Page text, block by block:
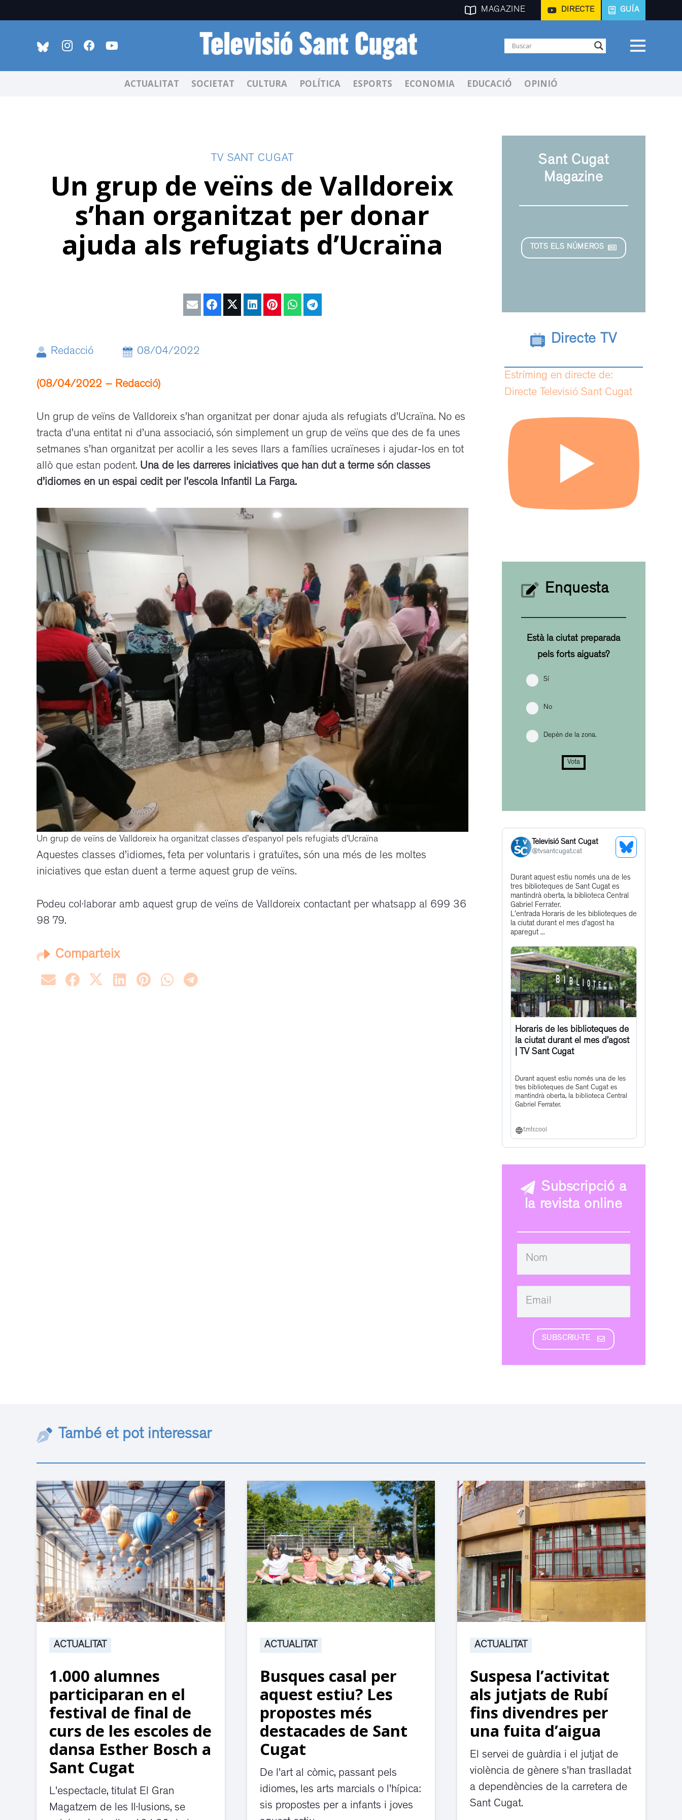
MAGAZINE DIRECTE GUÍA
ACTUALITAT SOCIETAT CULTURA POLÍTICA ESPORTS ECONOMIA EDUCACIÓ OPINIÓ
TV SANT CUGAT
Un grup de veïns de Valldoreix
s’han organitzat per donar
ajuda als refugiats d’Ucraïna
Redacció 08/04/2022
(08/04/2022 – Redacció)
Un grup de veïns de Valldoreix s’han organitzat per donar ajuda als refugiats d’Ucraïna. No es
tracta d’una entitat ni d’una associació, són simplement un grup de veïns que des de fa unes
setmanes s’han organitzat per acollir a les seves llars a famílies ucraïneses i ajudar-los en tot
allò que estan podent. Una de les darreres iniciatives que han dut a terme són classes
d’idiomes en un espai cedit per l’escola Infantil La Farga.
Un grup de veïns de Valldoreix ha organitzat classes d’espanyol pels refugiats d’Ucraïna
Aquestes classes d’idiomes, feta per voluntaris i gratuïtes, són una més de les moltes
iniciatives que estan duent a terme aquest grup de veïns.
Podeu col·laborar amb aquest grup de veïns de Valldoreix contactant per whatsapp al 699 36
98 79.
Comparteix
Sant Cugat
Magazine
TOTS ELS NÚMEROS
Directe TV
Estríming en directe de:
Directe Televisió Sant Cugat
Enquesta
Està la ciutat preparada
pels forts aiguats?
Sí
No
Depèn de la zona.
Vota
Televisió Sant Cugat
@tvsantcugat.cat
See
Profile
Get
to
this
post
Durant aquest estiu només una de les
tres biblioteques de Sant Cugat es
mantindrà oberta, la biblioteca Central
Gabriel Ferrater.
L'entrada Horaris de les biblioteques de
la ciutat durant el mes d’agost ha
aparegut ...
Horaris de les biblioteques de
la ciutat durant el mes d’agost
| TV Sant Cugat
Durant aquest estiu només una de les
tres biblioteques de Sant Cugat es
mantindrà oberta, la biblioteca Central
Gabriel Ferrater.
f.mtr.cool
Subscripció a
la revista online
SUBSCRIU-TE
També et pot interessar
ACTUALITAT
1.000 alumnes
participaran en el
festival de final de
curs de les escoles de
dansa Esther Bosch a
Sant Cugat
L'espectacle, titulat El Gran
Magatzem de les Il·lusions, se
ACTUALITAT
Busques casal per
aquest estiu? Les
propostes més
destacades de Sant
Cugat
De l'art al còmic, passant pels
idiomes, les arts marcials o l'hípica:
sis propostes per a infants i joves
ACTUALITAT
Suspesa l’activitat
als jutjats de Rubí
fins divendres per
una fuita d’aigua
El servei de guàrdia i el jutjat de
violència de gènere s'han traslladat
a dependències de la carretera de
Sant Cugat.